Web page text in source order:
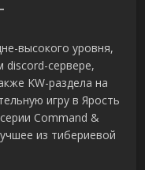
высокого уровня,
discord-сервере,
KW-раздела на
игру в Ярость
Command &
из тибериевой